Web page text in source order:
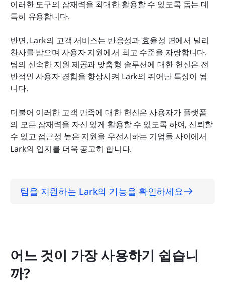
이러한 도구의 잠재력을 최대한 활용할 수 있도록 돕는 데
특히 유용합니다.
반면, Lark의 고객 서비스는 반응성과 효율성 면에서 널리
찬사를 받으며 사용자 지원에서 최고 수준을 자랑합니다.
팀의 신속한 지원 제공과 맞춤형 솔루션에 대한 헌신은 전
반적인 사용자 경험을 향상시켜 Lark의 뛰어난 특징이 됩
니다.
더불어 이러한 고객 만족에 대한 헌신은 사용자가 플랫폼
의 모든 잠재력을 자신 있게 활용할 수 있도록 하여, 신뢰할
수 있고 접근성 높은 지원을 우선시하는 기업들 사이에서
Lark의 입지를 더욱 공고히 합니다.
팀을 지원하는 Lark의 기능을 확인하세요
어느 것이 가장 사용하기 쉽습니
까?